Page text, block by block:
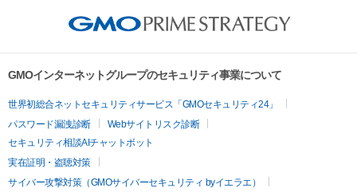
GMOインターネットグループのセキュリティ事業について
世界初総合ネットセキュリティサービス「GMOセキュリティ24」
パスワード漏洩診断
Webサイトリスク診断
セキュリティ相談AIチャットボット
実在証明・盗聴対策
サイバー攻撃対策（GMOサイバーセキュリティ byイエラエ）